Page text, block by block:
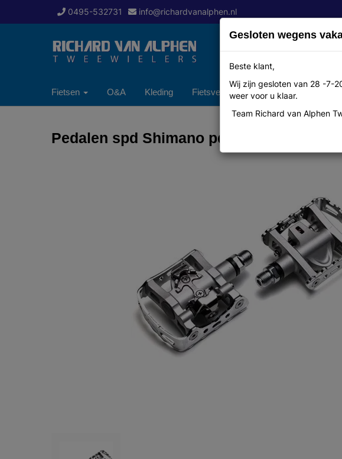
0495-532731 info@richardvanalphen.nl
Fietsen O&A Kleding Fietsverzekering Over ons
Pedalen spd Shimano pdm324 incl sm-
Gesloten wegens
Beste klant,
Wij zijn gesloten van 28 -7-
weer voor u klaar.
Team Richard van Alphen